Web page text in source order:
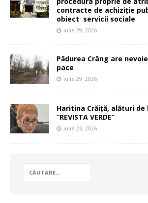
contracte de achiziție
obiect servicii sociale
iulie 29, 2026
Pădurea Crâng are
pace
iulie 29, 2026
Haritina Crăiță, alături de
”REVISTA VERDE”
iulie 26, 2026